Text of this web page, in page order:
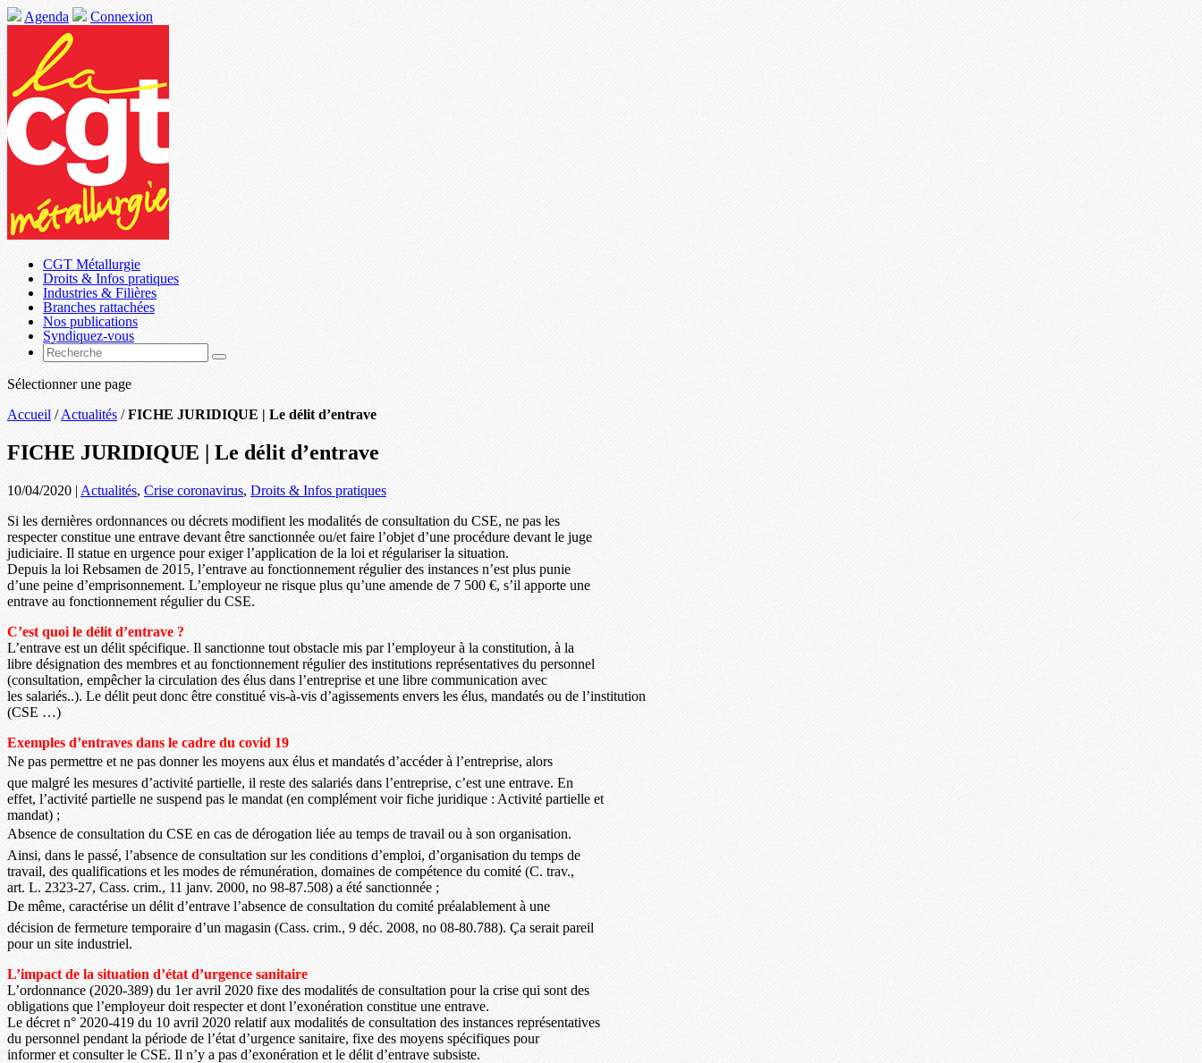
Agenda Connexion
CGT Métallurgie
Droits & Infos pratiques
Industries & Filières
Branches rattachées
Nos publications
Syndiquez-vous
Sélectionner une page
Accueil /Actualités /FICHE JURIDIQUE | Le délit d’entrave
FICHE JURIDIQUE | Le délit d’entrave
10/04/2020 | Actualités, Crise coronavirus, Droits & Infos pratiques
Si les dernières ordonnances ou décrets modifient les modalités de consultation du CSE, ne pas les
respecter constitue une entrave devant être sanctionnée ou/et faire l’objet d’une procédure devant le juge
judiciaire. Il statue en urgence pour exiger l’application de la loi et régulariser la situation.
Depuis la loi Rebsamen de 2015, l’entrave au fonctionnement régulier des instances n’est plus punie
d’une peine d’emprisonnement. L’employeur ne risque plus qu’une amende de 7 500 €, s’il apporte une
entrave au fonctionnement régulier du CSE.
C’est quoi le délit d’entrave ?
L’entrave est un délit spécifique. Il sanctionne tout obstacle mis par l’employeur à la constitution, à la
libre désignation des membres et au fonctionnement régulier des institutions représentatives du personnel
(consultation, empêcher la circulation des élus dans l’entreprise et une libre communication avec
les salariés..). Le délit peut donc être constitué vis-à-vis d’agissements envers les élus, mandatés ou de l’institution
(CSE …)
Exemples d’entraves dans le cadre du covid 19
Ne pas permettre et ne pas donner les moyens aux élus et mandatés d’accéder à l’entreprise, alors
que malgré les mesures d’activité partielle, il reste des salariés dans l’entreprise, c’est une entrave. En
effet, l’activité partielle ne suspend pas le mandat (en complément voir fiche juridique : Activité partielle et
mandat) ;
Absence de consultation du CSE en cas de dérogation liée au temps de travail ou à son organisation.
Ainsi, dans le passé, l’absence de consultation sur les conditions d’emploi, d’organisation du temps de
travail, des qualifications et les modes de rémunération, domaines de compétence du comité (C. trav.,
art. L. 2323-27, Cass. crim., 11 janv. 2000, no 98-87.508) a été sanctionnée ;
De même, caractérise un délit d’entrave l’absence de consultation du comité préalablement à une
décision de fermeture temporaire d’un magasin (Cass. crim., 9 déc. 2008, no 08-80.788). Ça serait pareil
pour un site industriel.
L’impact de la situation d’état d’urgence sanitaire
L’ordonnance (2020-389) du 1er avril 2020 fixe des modalités de consultation pour la crise qui sont des
obligations que l’employeur doit respecter et dont l’exonération constitue une entrave.
Le décret n° 2020-419 du 10 avril 2020 relatif aux modalités de consultation des instances représentatives
du personnel pendant la période de l’état d’urgence sanitaire, fixe des moyens spécifiques pour
informer et consulter le CSE. Il n’y a pas d’exonération et le délit d’entrave subsiste.